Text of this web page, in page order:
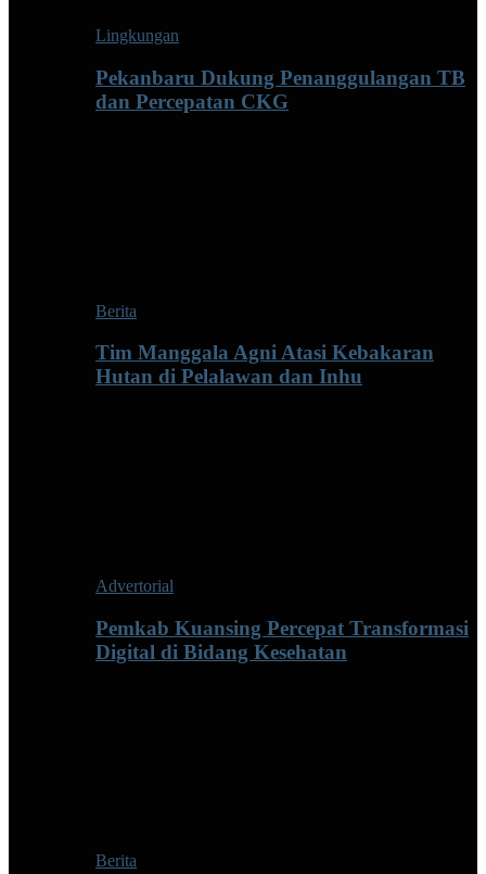
Lingkungan
Pekanbaru Dukung Penanggulangan TB
dan Percepatan CKG
Berita
Tim Manggala Agni Atasi Kebakaran
Hutan di Pelalawan dan Inhu
Advertorial
Pemkab Kuansing Percepat Transformasi
Digital di Bidang Kesehatan
Berita